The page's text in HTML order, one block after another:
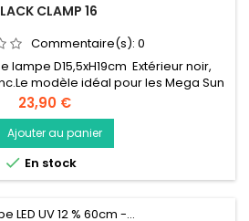
CLAMP 16
Commentaire(s): 0
lampe D15,5xH19cm Extérieur noir,
modèle idéal pour les Mega Sun
26 W.
Prix
23,90 €
Ajouter au panier
 En stock